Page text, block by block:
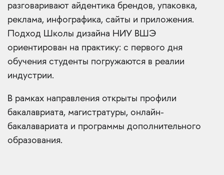
разговаривают айдентика брендов, упаковка,
реклама, инфографика, сайты и приложения.
Подход Школы дизайна НИУ ВШЭ
ориентирован на практику: с первого дня
обучения студенты погружаются в реалии
индустрии.
В рамках направления открыты профили
бакалавриата, магистратуры, онлайн-
бакалавариата и программы дополнительного
образования.